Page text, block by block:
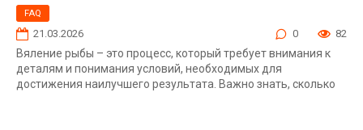
FAQ
21.03.2026 0 82
Вяление рыбы – это процесс, который требует внимания к
деталям и понимания условий, необходимых для
достижения наилучшего результата. Важно знать, сколько